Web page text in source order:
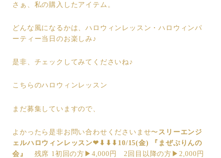
さぁ、私の購入したアイテム。
どんな風になるかは、ハロウィンレッスン・ハロウィンパ
ーティー当日のお楽しみ♪
是非、チェックしてみてくださいね♪
こちらのハロウィンレッスン
まだ募集していますので、
よかったら是非お問い合わせくださいませ〜 スリーエンジ
ェルハロウィンレッスン❤︎ ⬇︎⬇︎⬇︎ 10/15(金)
『まぜぷりんの
会』 残席 1初回の方▶︎4,000円 2回目以降の方▶︎2,000円